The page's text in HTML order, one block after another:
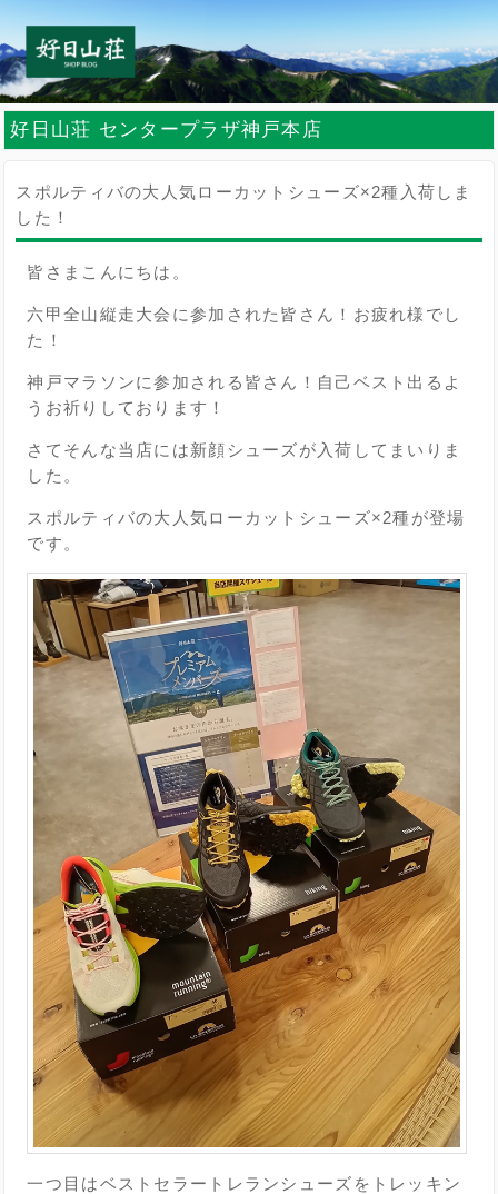
好日山荘 センタープラザ神戸本店
スポルティバの大人気ローカットシューズ×2種入荷しま
した！
皆さまこんにちは。
六甲全山縦走大会に参加された皆さん！お疲れ様でし
た！
神戸マラソンに参加される皆さん！自己ベスト出るよ
うお祈りしております！
さてそんな当店には新顔シューズが入荷してまいりま
した。
スポルティバの大人気ローカットシューズ×2種が登場
です。
一つ目はベストセラートレランシューズをトレッキン